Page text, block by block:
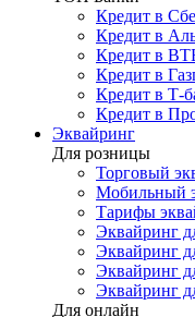
Кредит в
Кредит в
Кредит в
Кредит в
Кредит в Т-
Кредит в
Эквайринг
Для розницы
Торговый
Мобильный
Тарифы
Эквайринг
Эквайринг
Эквайринг
Эквайринг
Для онлайн